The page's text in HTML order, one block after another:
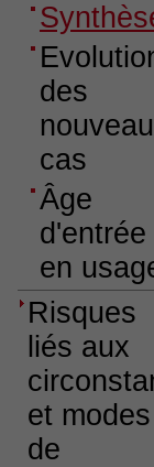
des
cas
Âge
d'entrée
en
Risques
liés aux
et modes
de